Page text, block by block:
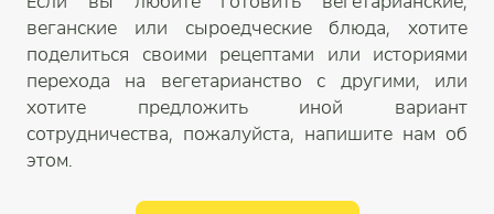
веганские или сыроедческие блюда, хотите
поделиться своими рецептами или историями
перехода на вегетарианство с другими, или
хотите предложить иной вариант
сотрудничества, пожалуйста, напишите нам об
этом.